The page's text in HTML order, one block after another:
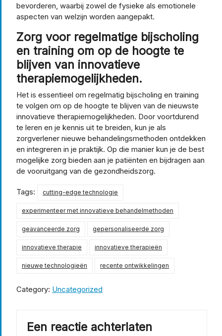
bevorderen, waarbij zowel de fysieke als emotionele
aspecten van welzijn worden aangepakt.
Zorg voor regelmatige bijscholing
en training om op de hoogte te
blijven van innovatieve
therapiemogelijkheden.
Het is essentieel om regelmatig bijscholing en training
te volgen om op de hoogte te blijven van de nieuwste
innovatieve therapiemogelijkheden. Door voortdurend
te leren en je kennis uit te breiden, kun je als
zorgverlener nieuwe behandelingsmethoden ontdekken
en integreren in je praktijk. Op die manier kun je de best
mogelijke zorg bieden aan je patiënten en bijdragen aan
de vooruitgang van de gezondheidszorg.
Tags: cutting-edge technologie
experimenteer met innovatieve behandelmethoden
geavanceerde zorg gepersonaliseerde zorg
innovatieve therapie innovatieve therapieën
nieuwe technologieën recente ontwikkelingen
Category: Uncategorized
Een reactie achterlaten